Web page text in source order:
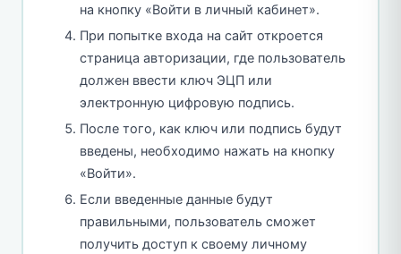
на кнопку «Войти в личный кабинет».
При попытке входа на сайт откроется
страница авторизации, где пользователь
должен ввести ключ ЭЦП или
электронную цифровую подпись.
После того, как ключ или подпись будут
введены, необходимо нажать на кнопку
«Войти».
Если введенные данные будут
правильными, пользователь сможет
получить доступ к своему личному